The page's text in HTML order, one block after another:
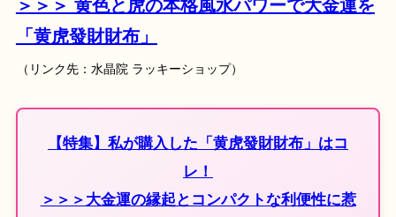
＞＞＞ 黄色と虎の本格風水パワーで大金運を
「黄虎發財財布」
（リンク先：水晶院 ラッキーショップ）
【特集】私が購入した「黄虎發財財布」はコ
レ！
＞＞＞大金運の縁起とコンパクトな利便性に惹